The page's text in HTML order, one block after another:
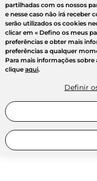
partilhadas com os nossos
e nesse caso não irá receber
serão utilizados os cookies
clicar em « Defino os meus
preferências e obter mais
preferências a qualquer
Para mais informações
clique aqui.
Definir